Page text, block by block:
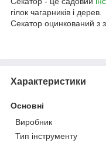
гілок чагарників і дерев.
Секатор оцинкований з
Характеристики
Основні
Виробник
Тип інструменту